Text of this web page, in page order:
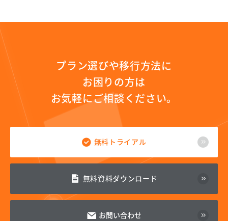
プラン選びや移行方法に
お困りの方は
お気軽にご相談ください。
無料トライアル
無料資料ダウンロード
お問い合わせ